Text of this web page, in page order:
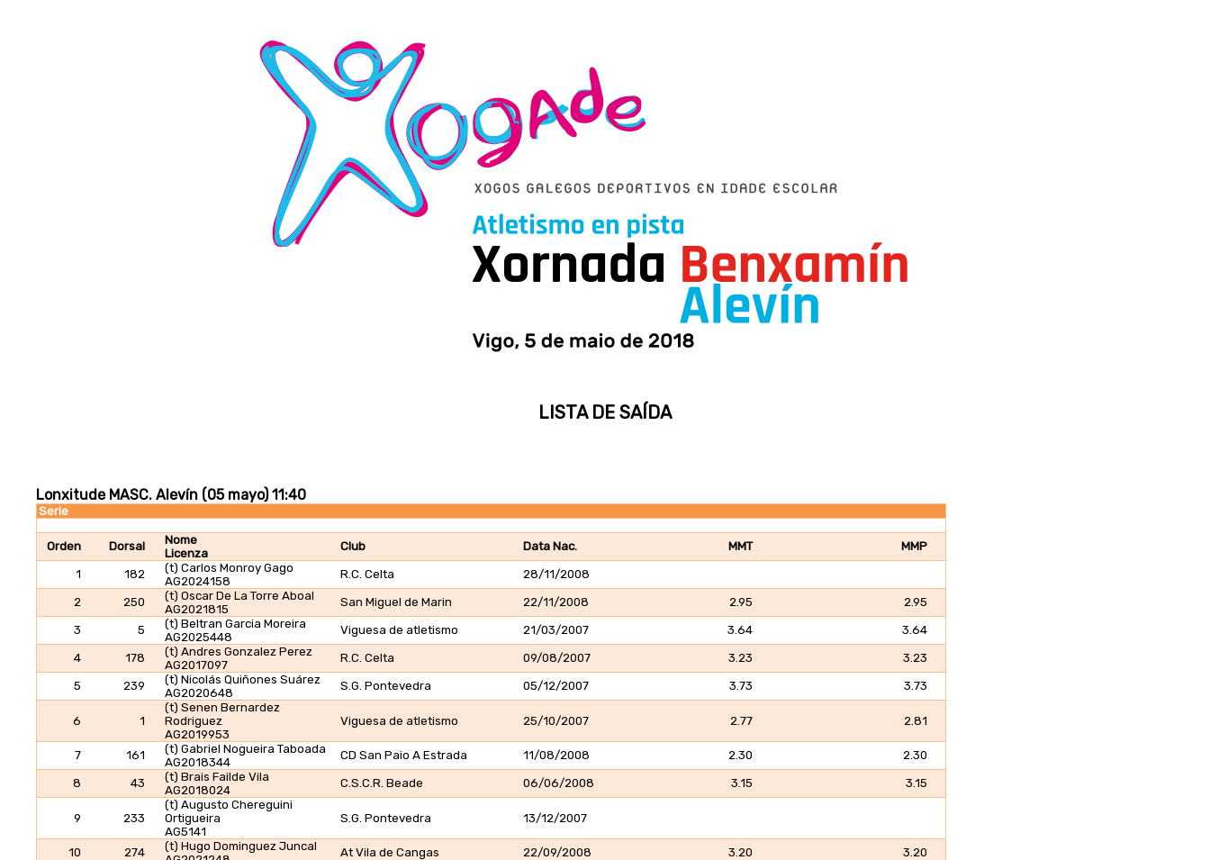
LISTA DE SAÍDA
Serie
Orden Dorsal
Nome
Licenza
Club Data Nac. MMT MMP
1 182
(t) Carlos Monroy Gago
AG2024158
R.C. Celta 28/11/2008
2 250
(t) Oscar De La Torre Aboal
AG2021815
San Miguel de Marin 22/11/2008 2.95 2.95
3 5
(t) Beltran Garcia Moreira
AG2025448
Viguesa de atletismo 21/03/2007 3.64 3.64
4 178
(t) Andres Gonzalez Perez
AG2017097
R.C. Celta 09/08/2007 3.23 3.23
5 239
(t) Nicolás Quiñones Suárez
AG2020648
S.G. Pontevedra 05/12/2007 3.73 3.73
6 1
(t) Senen Bernardez
Rodriguez
AG2019953
Viguesa de atletismo 25/10/2007 2.77 2.81
7 161
(t) Gabriel Nogueira Taboada
AG2018344
CD San Paio A Estrada 11/08/2008 2.30 2.30
8 43
(t) Brais Failde Vila
AG2018024
C.S.C.R. Beade 06/06/2008 3.15 3.15
9 233
(t) Augusto Chereguini
Ortigueira
AG5141
S.G. Pontevedra 13/12/2007
10 274
(t) Hugo Dominguez Juncal
At Vila de Cangas 22/09/2008 3.20 3.20
Lonxitude MASC. Alevín (05 mayo) 11:40